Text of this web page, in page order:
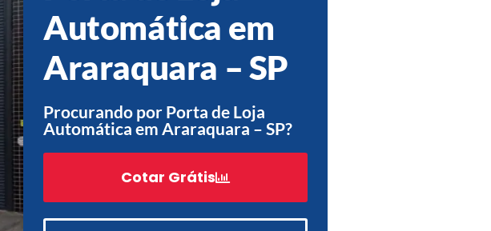
Automática em
Araraquara – SP
Procurando por Porta de Loja
Automática em Araraquara – SP?
Cotar Grátis